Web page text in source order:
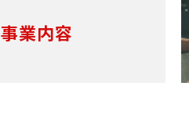
事業内容